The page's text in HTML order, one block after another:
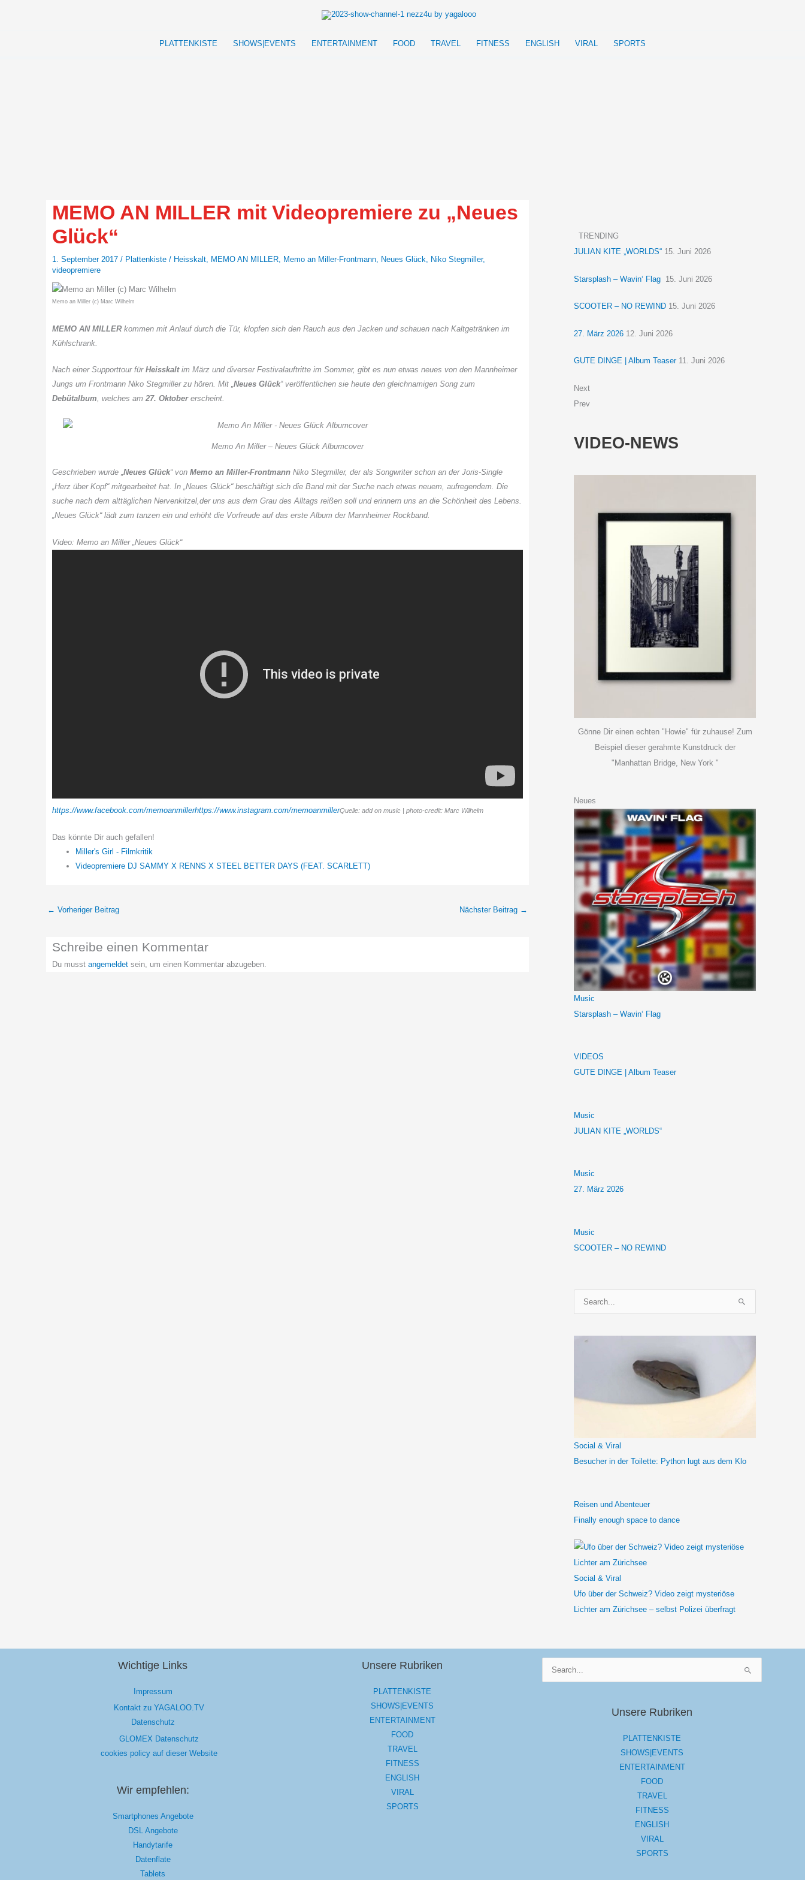
PLATTENKISTE
SHOWS|EVENTS ENTERTAINMENT FOOD TRAVEL FITNESS ENGLISH VIRAL SPORTS
MEMO AN MILLER mit Videopremiere zu „Neues
Glück“
1. September 2017 / Plattenkiste / Heisskalt, MEMO AN MILLER, Memo an Miller-Frontmann, Neues Glück, Niko Stegmiller,
videopremiere
Memo an Miller (c) Marc Wilhelm
MEMO AN MILLERkommen mit Anlauf durch die Tür, klopfen sich den Rauch aus den Jacken und schauen nach Kaltgetränken im
Kühlschrank.
Nach einer Supporttour für Heisskaltim März und diverser Festivalauftritte im Sommer, gibt es nun etwas neues von den Mannheimer
Jungs um Frontmann Niko Stegmiller zu hören. Mit „Neues Glück“ veröffentlichen sie heute den gleichnamigen Song zum
Debütalbum, welches am 27. Oktobererscheint.
Memo An Miller – Neues Glück Albumcover
Geschrieben wurde „Neues Glück“ von Memo an Miller-Frontmann Niko Stegmiller, der als Songwriter schon an der Joris-Single
„Herz über Kopf“ mitgearbeitet hat. In „Neues Glück“ beschäftigt sich die Band mit der Suche nach etwas neuem, aufregendem. Die
suche nach dem alttäglichen Nervenkitzel,der uns aus dem Grau des Alltags reißen soll und erinnern uns an die Schönheit des Lebens.
„Neues Glück“ lädt zum tanzen ein und erhöht die Vorfreude auf das erste Album der Mannheimer Rockband.
Video: Memo an Miller „Neues Glück“
https://www.facebook.com/memoanmillerhttps://www.instagram.com/memoanmillerQuelle: add on music | photo-credit: Marc Wilhelm
Das könnte Dir auch gefallen!
Miller's Girl - Filmkritik
Videopremiere DJ SAMMY X RENNS X STEEL BETTER DAYS (FEAT. SCARLETT)
← Vorheriger Beitrag Nächster Beitrag →
Schreibe einen Kommentar
Du musst angemeldet sein, um einen Kommentar abzugeben.
TRENDING
JULIAN KITE „WORLDS“ 15. Juni 2026
Starsplash – Wavin‘ Flag 15. Juni 2026
SCOOTER – NO REWIND 15. Juni 2026
27. März 2026 12. Juni 2026
GUTE DINGE | Album Teaser 11. Juni 2026
Next
Prev
VIDEO-NEWS
Gönne Dir einen echten "Howie" für zuhause! Zum
Beispiel dieser gerahmte Kunstdruck der
"Manhattan Bridge, New York "
Neues
Music
Starsplash – Wavin‘ Flag
VIDEOS
GUTE DINGE | Album Teaser
Music
JULIAN KITE „WORLDS“
Music
27. März 2026
Music
SCOOTER – NO REWIND
u
h
Social & Viral
Besucher in der Toilette: Python lugt aus dem Klo
Reisen und Abenteuer
Finally enough space to dance
Social & Viral
Ufo über der Schweiz? Video zeigt mysteriöse
Lichter am Zürichsee – selbst Polizei überfragt
Wichtige Links
Impressum
Kontakt zu YAGALOO.TV
Datenschutz
GLOMEX Datenschutz
cookies policy auf dieser Website
Wir empfehlen:
Smartphones Angebote
DSL Angebote
Handytarife
Datenflate
Tablets
Unsere Rubriken
PLATTENKISTE
SHOWS|EVENTS
ENTERTAINMENT
FOOD
TRAVEL
FITNESS
ENGLISH
VIRAL
SPORTS
Unsere Rubriken
PLATTENKISTE
SHOWS|EVENTS
ENTERTAINMENT
FOOD
TRAVEL
FITNESS
ENGLISH
VIRAL
SPORTS